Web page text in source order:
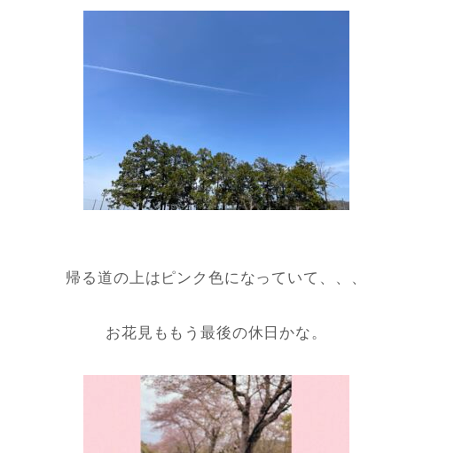
帰る道の上はピンク色になっていて、、、
お花見ももう最後の休日かな。